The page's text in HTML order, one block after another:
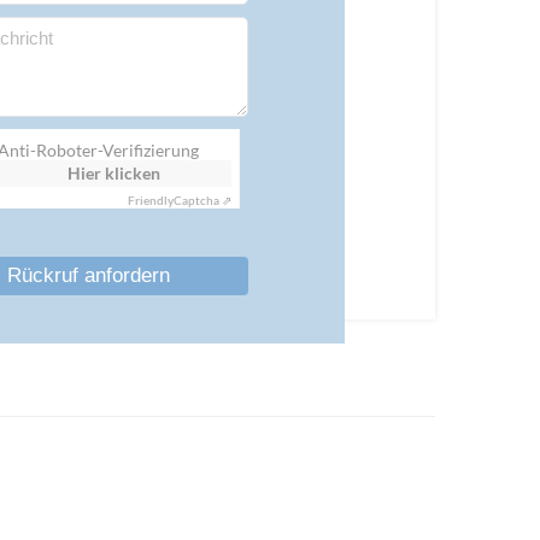
Roboter-Verifizierung
Hier klicken
FriendlyCaptcha ⇗